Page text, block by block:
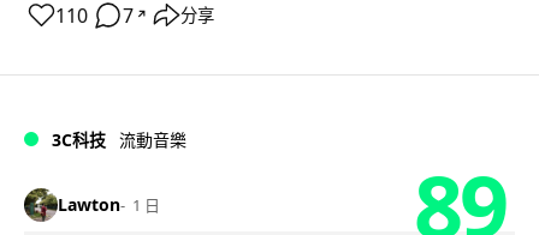
110 7 ↗ 分享
3C科技 流動音樂
Lawton 1 日 89